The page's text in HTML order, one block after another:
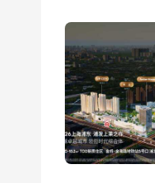
余地。
原
化体